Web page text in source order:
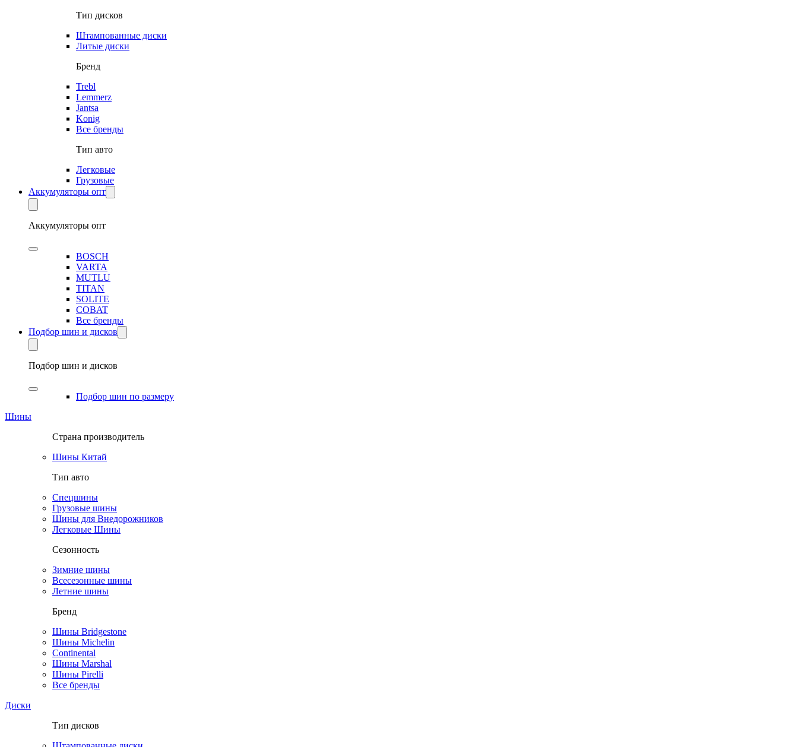
Тип дисков
Штампованные диски
Литые диски
Бренд
Trebl
Lemmerz
Jantsa
Konig
Все бренды
Тип авто
Легковые
Грузовые
Аккумуляторы опт
Аккумуляторы опт
BOSCH
VARTA
MUTLU
TITAN
SOLITE
COBAT
Все бренды
Подбор шин и дисков
Подбор шин и дисков
Подбор шин по размеру
Шины
Страна производитель
Шины Китай
Тип авто
Спецшины
Грузовые шины
Шины для Внедорожников
Легковые Шины
Сезонность
Зимние шины
Всесезонные шины
Летние шины
Бренд
Шины Bridgestone
Шины Michelin
Continental
Шины Marshal
Шины Pirelli
Все бренды
Диски
Тип дисков